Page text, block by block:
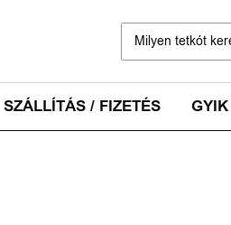
for:
SZÁLLÍTÁS / FIZETÉS GYIK